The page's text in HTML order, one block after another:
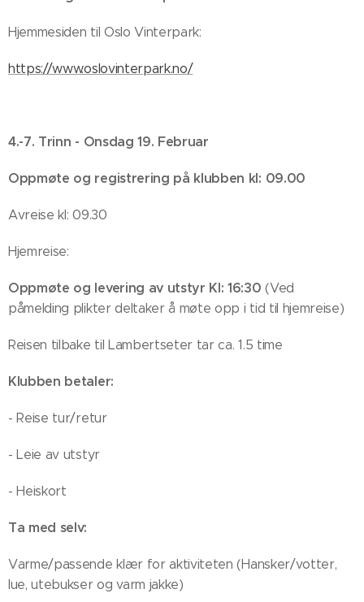
Hjemmesiden til Oslo Vinterpark:
https://www.oslovinterpark.no/
4.-7. Trinn - Onsdag 19. Februar
Oppmøte og registrering på klubben kl: 09.00
Avreise kl: 09.30
Hjemreise:
Oppmøte og levering av utstyr Kl: 16:30 (Ved
påmelding plikter deltaker å møte opp i tid til hjemreise)
Reisen tilbake til Lambertseter tar ca. 1.5 time
Klubben betaler:
- Reise tur/retur
- Leie av utstyr
- Heiskort
Ta med selv:
Varme/passende klær for aktiviteten (Hansker/votter,
lue, utebukser og varm jakke)